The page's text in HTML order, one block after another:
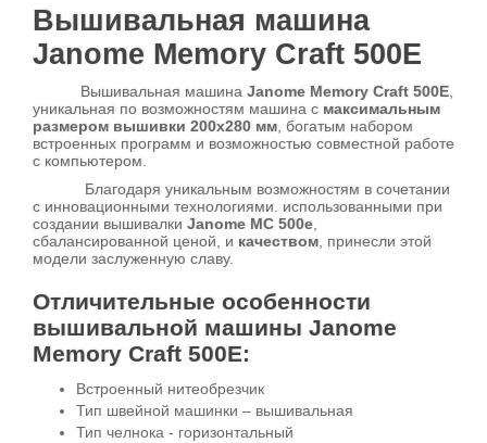
Вышивальная машина
Janome Memory Craft 500E
Вышивальная машина Janome Memory Craft 500E
уникальная по возможностям машина с максимальным
размером вышивки 200х280 мм , богатым набором
встроенных программ и возможностью совместной работе
с компьютером.
Благодаря уникальным возможностям в сочетании
с инновационными технологиями. использованными при
создании вышивалки Janome MC 500e
сбалансированной ценой, и качеством , принесли этой
модели заслуженную славу.
Отличительные особенности
вышивальной машины Janome
Memory Craft 500E:
Встроенный нитеобрезчик
Тип швейной машинки – вышивальная
Тип челнока - горизонтальный